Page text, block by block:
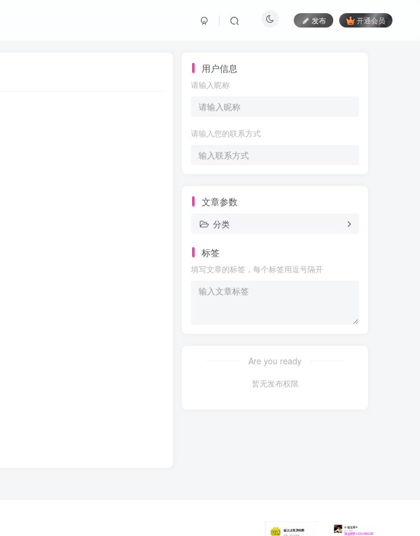
发布 开通会员
用户信息
请输入昵称
请输入您的联系方式
文章参数
分类
标签
填写文章的标签，每个标签用逗号隔开
Are you ready
暂无发布权限